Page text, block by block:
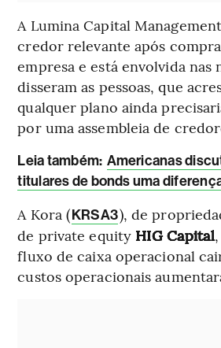
A Lumina Capital
credor relevante após
empresa e está envolvida nas
disseram as pessoas, que
qualquer plano ainda
por uma assembleia de
Leia também: Americanas
titulares de bonds uma
A Kora (KRSA3), de
de private equity HIG Capital
fluxo de caixa operacional
custos operacionais